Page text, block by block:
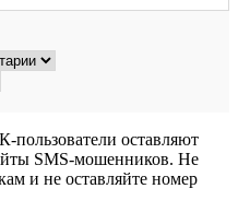
пользователи оставляют
SMS-мошенников. Не
и не оставляйте номер